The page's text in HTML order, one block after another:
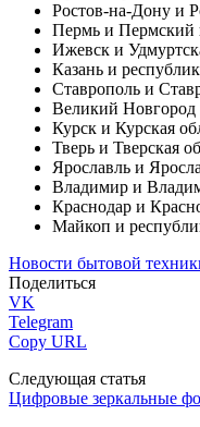
Ростов-на-Дону и
Пермь и Пермский
Ижевск и
Казань и
Ставрополь и
Великий Новгород
Курск и Курская
Тверь и Тверская
Ярославль и
Владимир и
Краснодар и
Майкоп и
Новости бытовой
Поделиться
VK
Telegram
Copy URL
Следующая статья
Цифровые зеркальные